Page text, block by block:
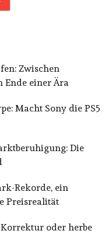
Zwischen
Ende einer Ära
Macht Sony die PS5
Die
Rekorde, ein
Preisrealität
oder herbe